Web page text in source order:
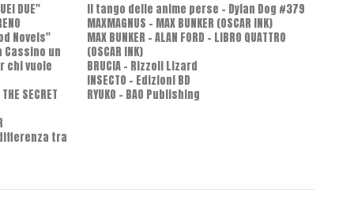
DUE"
Novels"
Cassino un
chi vuole
SECRET
tra
Il tango delle anime perse - Dylan Dog #379
MAXMAGNUS – MAX BUNKER (OSCAR INK)
MAX BUNKER – ALAN FORD – LIBRO QUATTRO
(OSCAR INK)
BRUCIA - Rizzoli Lizard
INSECTO - Edizioni BD
RYUKO - BAO Publishing